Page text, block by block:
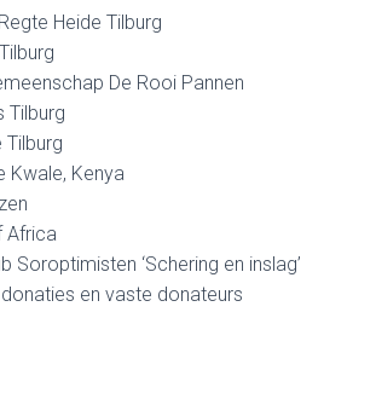
Heide Tilburg
De Rooi Pannen
Tilburg
Tilburg
Kwale, Kenya
Africa
Soroptimisten ‘Schering en inslag’
en vaste donateurs